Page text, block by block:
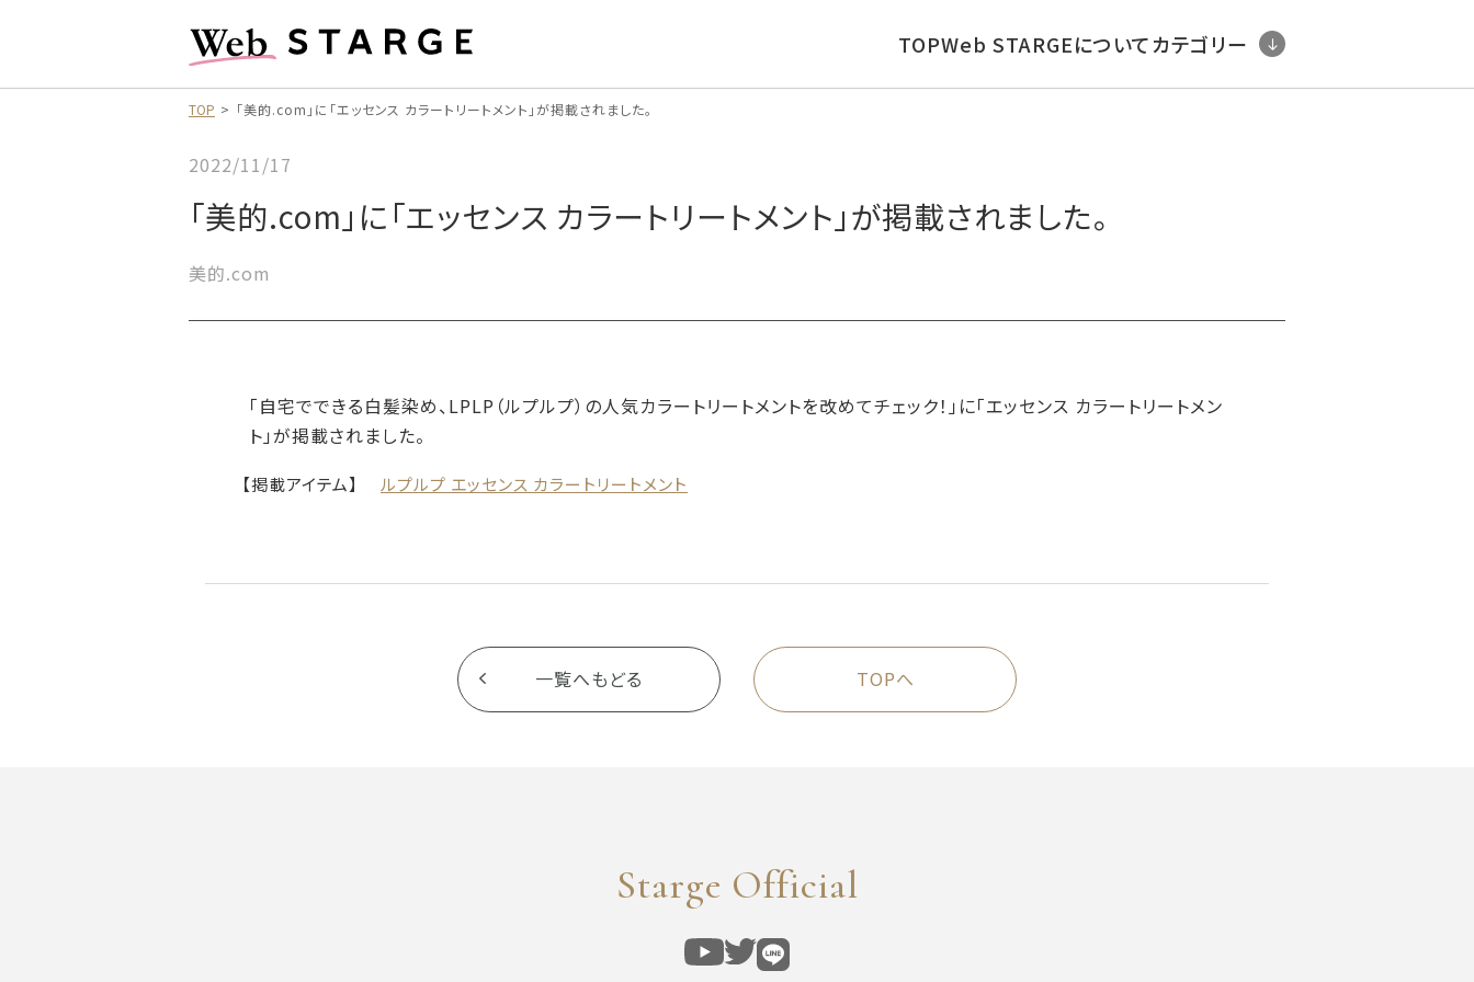
TOPWeb STARGEについてカテゴリー
TOP 「美的.com」に「エッセンス カラートリートメント」が掲載されました。
2022/11/17
「美的.com」に「エッセンス カラートリートメント」が掲載されました。
美的.com
「自宅でできる白髪染め、LPLP（ルプルプ）の人気カラートリートメントを改めてチェック！」に「エッセンス カラートリートメン
ト」が掲載されました。
【掲載アイテム】 ルプルプ エッセンス カラートリートメント
一覧へもどる TOPへ
Starge Official